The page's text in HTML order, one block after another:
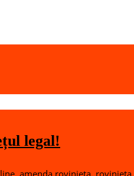
legal!
, amenda rovinieta, rovinieta,